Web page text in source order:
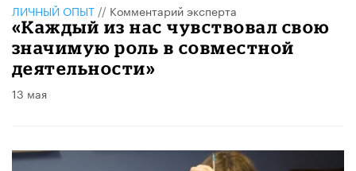
ЛИЧНЫЙ ОПЫТ // Комментарий эксперта
«Каждый из нас чувствовал свою
значимую роль в совместной
деятельности»
13 мая